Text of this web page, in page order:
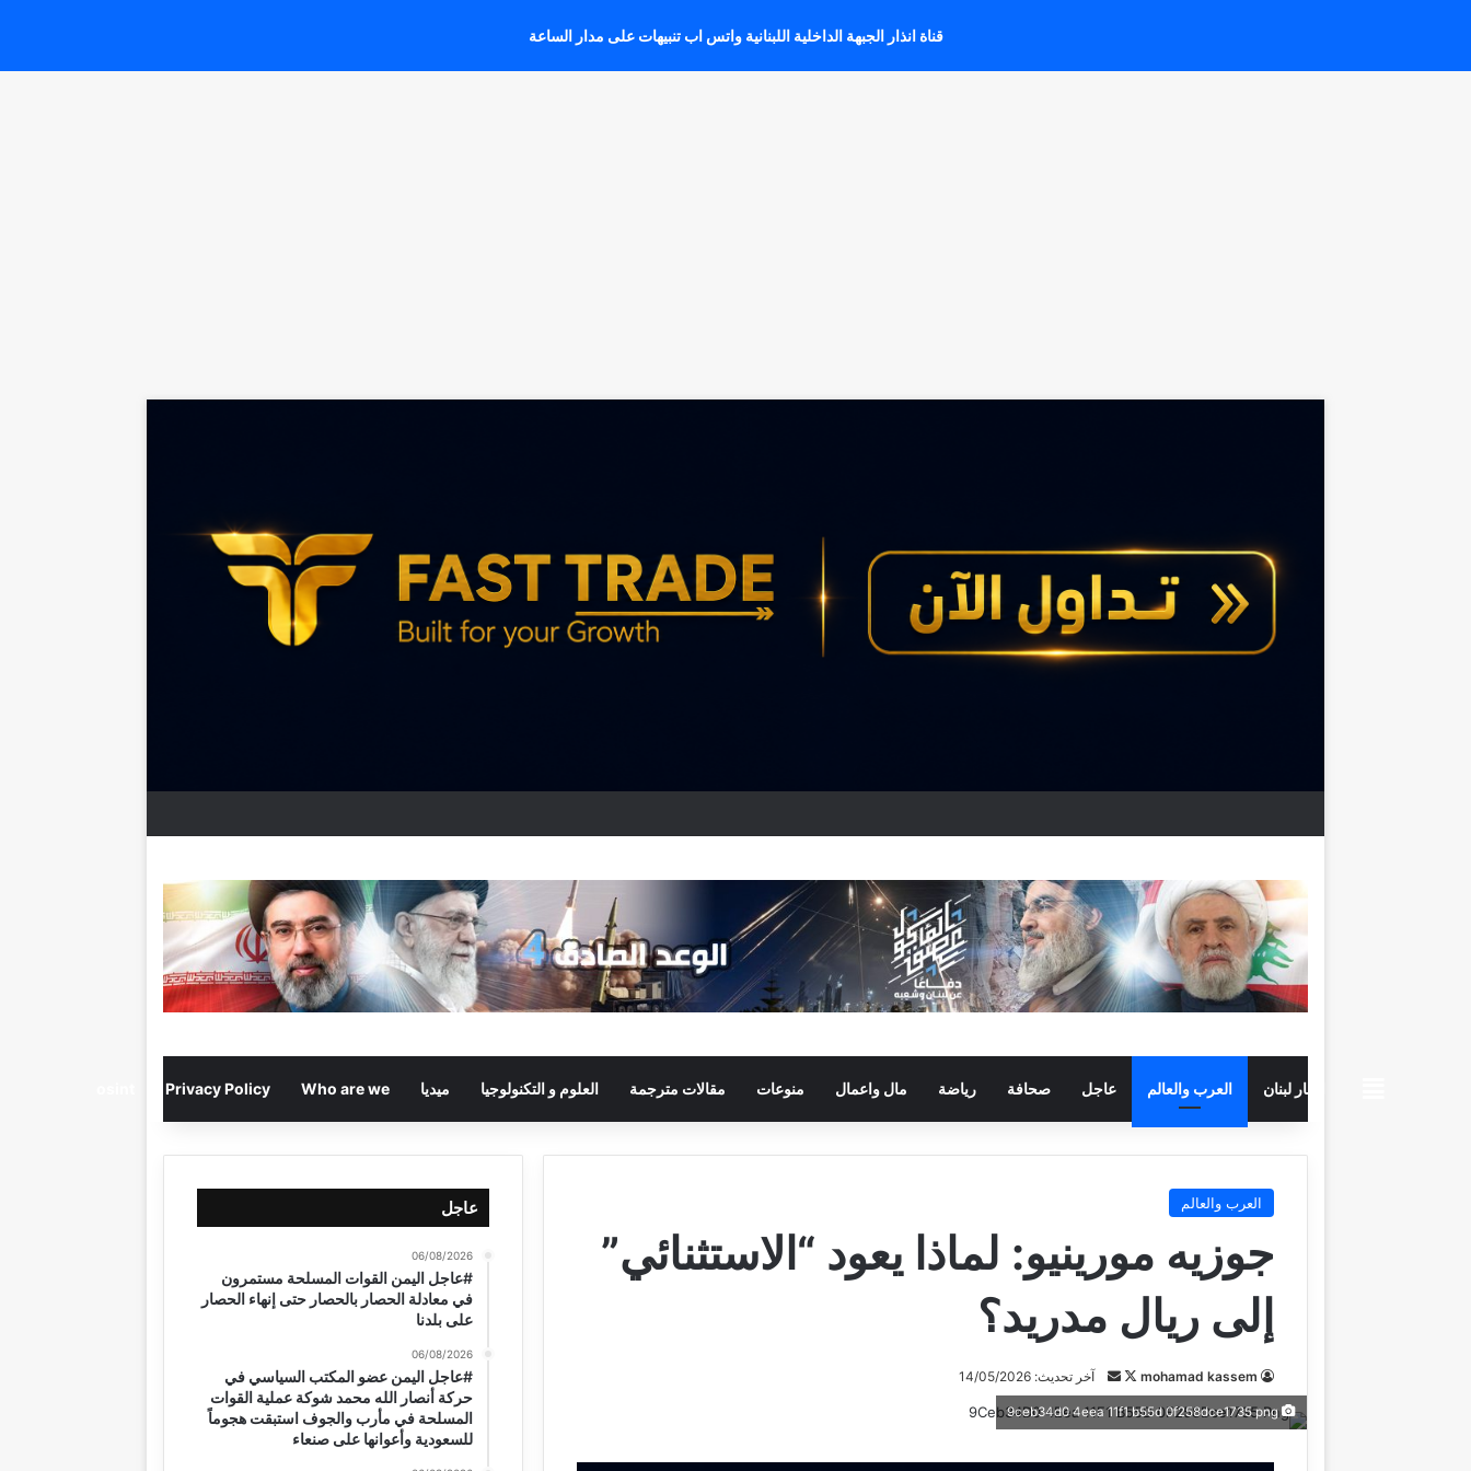
قناة انذار الجبهة الداخلية اللبنانية واتس اب تنبيهات على مدار الساعة
beiruttime
اخبار لبنان العرب والعالم عاجل صحافة رياضة مال واعمال منوعات مقالات مترجمة العلوم و التكنولوجيا ميديا Who are we
Privacy Policy
العرب والعالم
جوزيه مورينيو: لماذا يعود “الاستثنائي”
إلى ريال مدريد؟
mohamad kassem
ت
ا
ب
ر
س
آخر تحديث: 14/05/2026
9ceb34d0 4eea 11f1 b55d 0f258dce1735 png
عاجل
06/08/2026
#عاجل اليمن القوات المسلحة مستمرون
في معادلة الحصار بالحصار حتى إنهاء الحصار
على بلدنا
06/08/2026
#عاجل اليمن عضو المكتب السياسي في
حركة أنصار الله محمد شوكة عملية القوات
المسلحة في مأرب والجوف استبقت هجوماً
للسعودية وأعوانها على صنعاء